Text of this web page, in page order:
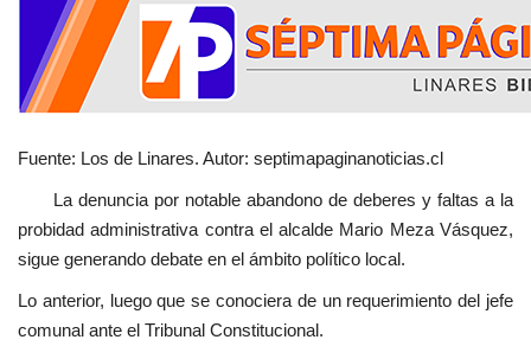
Fuente: Los de Linares. Autor: septimapaginanoticias.cl
La denuncia por notable abandono de deberes y faltas a la
probidad administrativa contra el alcalde Mario Meza Vásquez,
sigue generando debate en el ámbito político local.
Lo anterior, luego que se conociera de un requerimiento del jefe
comunal ante el Tribunal Constitucional.